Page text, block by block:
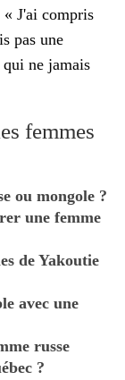
J'ai compris
pas une
qui ne jamais
femmes
ou mongole ?
une femme
de Yakoutie
avec une
russe
?